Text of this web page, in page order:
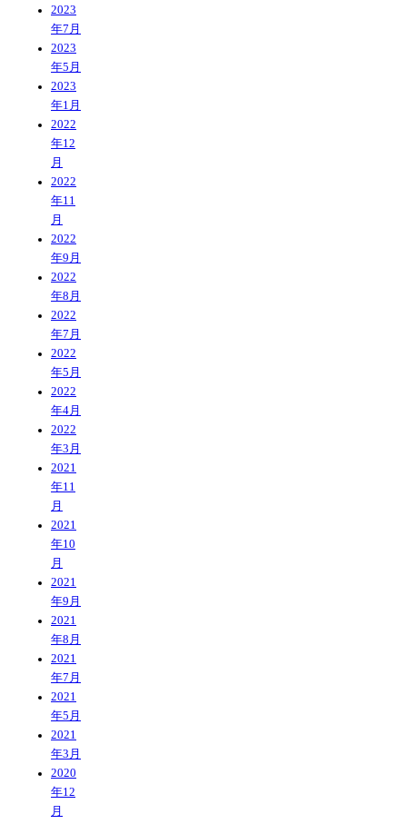
2023
年7月
2023
年5月
2023
年1月
2022
年12
月
2022
年11
月
2022
年9月
2022
年8月
2022
年7月
2022
年5月
2022
年4月
2022
年3月
2021
年11
月
2021
年10
月
2021
年9月
2021
年8月
2021
年7月
2021
年5月
2021
年3月
2020
年12
月